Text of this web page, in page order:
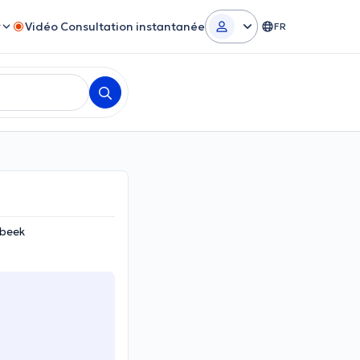
Vidéo Consultation instantanée FR